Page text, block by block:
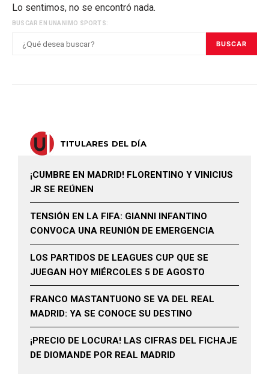
Lo sentimos, no se encontró nada.
BUSCAR EN UNANIMO SPORTS:
BUSCAR
TITULARES DEL DÍA
¡CUMBRE EN MADRID! FLORENTINO Y VINICIUS
JR SE REÚNEN
TENSIÓN EN LA FIFA: GIANNI INFANTINO
CONVOCA UNA REUNIÓN DE EMERGENCIA
LOS PARTIDOS DE LEAGUES CUP QUE SE
JUEGAN HOY MIÉRCOLES 5 DE AGOSTO
FRANCO MASTANTUONO SE VA DEL REAL
MADRID: YA SE CONOCE SU DESTINO
¡PRECIO DE LOCURA! LAS CIFRAS DEL FICHAJE
DE DIOMANDE POR REAL MADRID